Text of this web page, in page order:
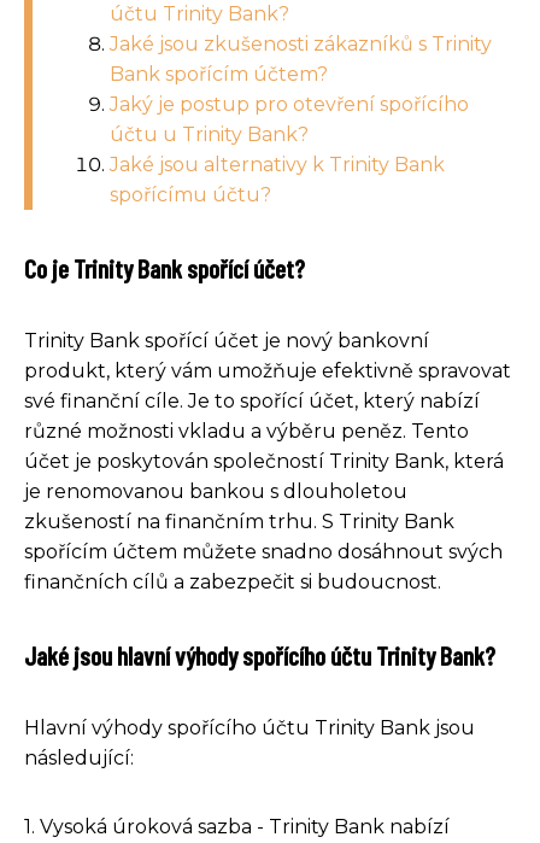
účtu Trinity Bank?
Jaké jsou zkušenosti zákazníků s Trinity
Bank spořícím účtem?
Jaký je postup pro otevření spořícího
účtu u Trinity Bank?
Jaké jsou alternativy k Trinity Bank
spořícímu účtu?
Co je Trinity Bank spořící účet?
Trinity Bank spořící účet je nový bankovní
produkt, který vám umožňuje efektivně spravovat
své finanční cíle. Je to spořící účet, který nabízí
různé možnosti vkladu a výběru peněz. Tento
účet je poskytován společností Trinity Bank, která
je renomovanou bankou s dlouholetou
zkušeností na finančním trhu. S Trinity Bank
spořícím účtem můžete snadno dosáhnout svých
finančních cílů a zabezpečit si budoucnost.
Jaké jsou hlavní výhody spořícího účtu Trinity Bank?
Hlavní výhody spořícího účtu Trinity Bank jsou
následující:
1. Vysoká úroková sazba - Trinity Bank nabízí